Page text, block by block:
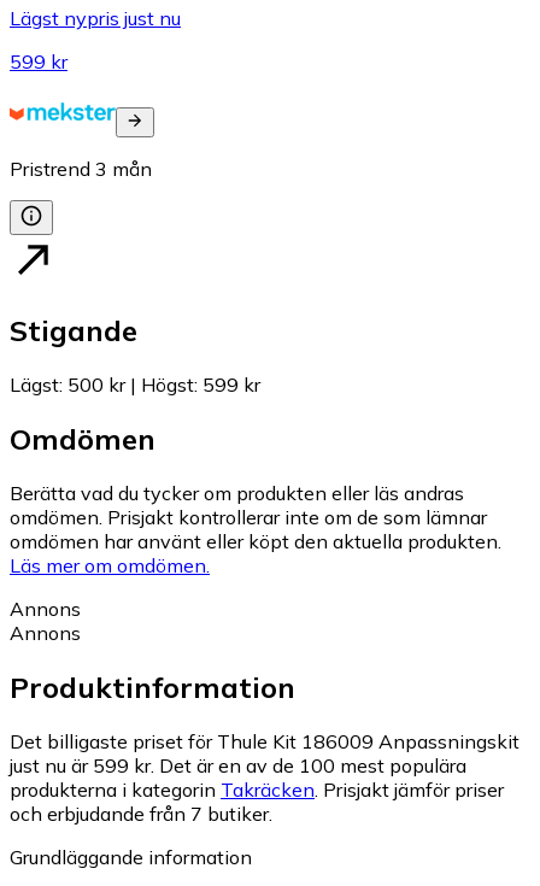
Lägst nypris just nu
599 kr
Pristrend 3 mån
Stigande
Lägst: 500 kr| Högst: 599 kr
Omdömen
Berätta vad du tycker om produkten eller läs andras
omdömen. Prisjakt kontrollerar inte om de som lämnar
omdömen har använt eller köpt den aktuella produkten.
Läs mer om omdömen.
Annons
Annons
Produktinformation
Det billigaste priset för Thule Kit 186009 Anpassningskit
just nu är 599 kr. Det är en av de 100 mest populära
produkterna i kategorin Takräcken Prisjakt jämför priser
och erbjudande från 7 butiker.
Grundläggande information